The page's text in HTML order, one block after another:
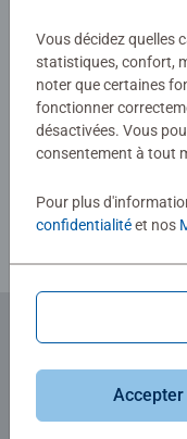
0/0
et recevez un bon
Vous décidez quelles
statistiques, confort,
noter que certaines
fonctionner
désactivées. Vous
consentement à tout
Pour plus
confidentialitéet nos